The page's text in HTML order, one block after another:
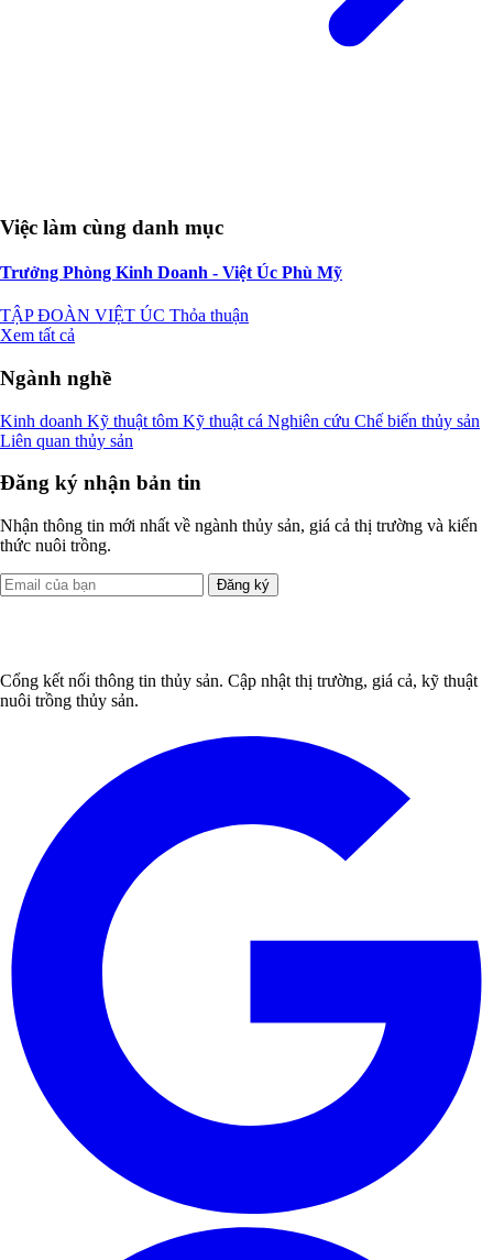
Việc làm cùng danh mục
Trưởng Phòng Kinh Doanh - Việt Úc Phù Mỹ
TẬP ĐOÀN VIỆT ÚC Thỏa thuận
Xem tất cả
Ngành nghề
Kinh doanh Kỹ thuật tôm Kỹ thuật cá Nghiên cứu Chế biến thủy sản
Liên quan thủy sản
Đăng ký nhận bản tin
Nhận thông tin mới nhất về ngành thủy sản, giá cả thị trường và kiến
thức nuôi trồng.
Đăng ký
Cổng kết nối thông tin thủy sản. Cập nhật thị trường, giá cả, kỹ thuật
nuôi trồng thủy sản.